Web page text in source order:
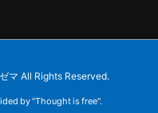
マ All Rights Reserved.
by "Thought is free".